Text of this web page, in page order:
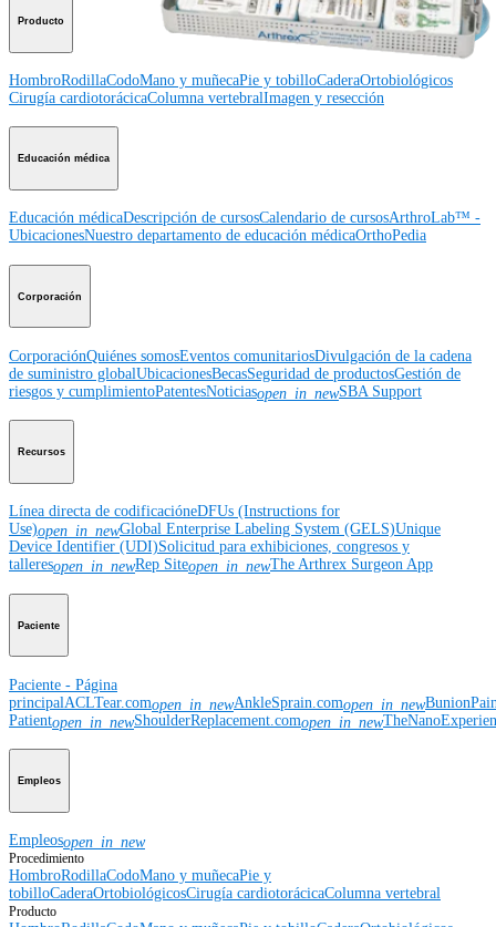
Producto
HombroRodillaCodoMano y muñecaPie y tobilloCaderaOrtobiológicos
Cirugía cardiotorácicaColumna vertebralImagen y resección
Educación médica
Educación médicaDescripción de cursosCalendario de cursosArthroLab™ -
UbicacionesNuestro departamento de educación médicaOrthoPedia
Corporación
CorporaciónQuiénes somosEventos comunitariosDivulgación de la cadena
de suministro globalUbicacionesBecasSeguridad de productosGestión de
riesgos y cumplimientoPatentesNoticiasopen_in_newSBA Support
Recursos
Línea directa de codificacióneDFUs (Instructions for
Use)open_in_newGlobal Enterprise Labeling System (GELS)Unique
Device Identifier (UDI)Solicitud para exhibiciones, congresos y
talleresopen_in_newRep Siteopen_in_newThe Arthrex Surgeon App
Paciente
Paciente - Página
principal ACLTear.comopen_in_newAnkleSprain.comopen_in_new
Patientopen_in_newShoulderReplacement.comopen_in_new
Empleos
Empleosopen_in_new
Procedimiento
HombroRodillaCodoMano y muñecaPie y
tobilloCaderaOrtobiológicosCirugía cardiotorácicaColumna vertebral
Producto